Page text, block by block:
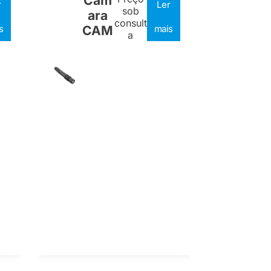
ara
CAM
sob
consult
a
Ler
mais